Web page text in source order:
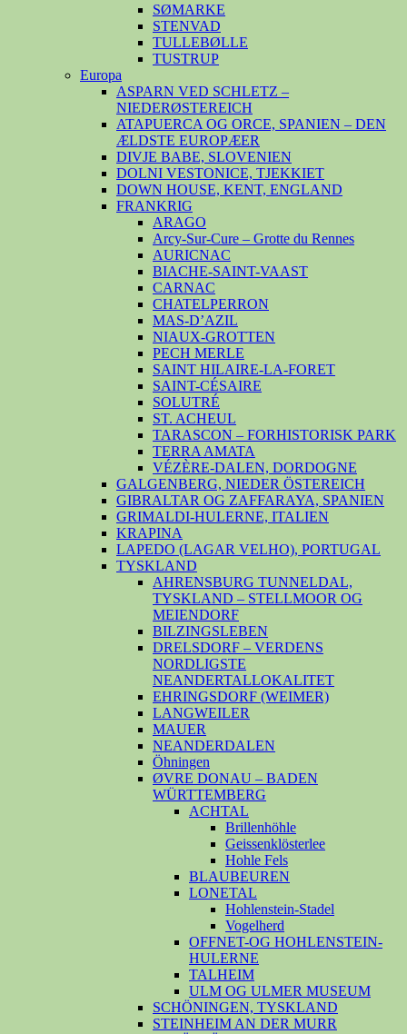
SØMARKE
STENVAD
TULLEBØLLE
TUSTRUP
Europa
ASPARN VED SCHLETZ –
NIEDERØSTEREICH
ATAPUERCA OG ORCE, SPANIEN – DEN
ÆLDSTE EUROPÆER
DIVJE BABE, SLOVENIEN
DOLNI VESTONICE, TJEKKIET
DOWN HOUSE, KENT, ENGLAND
FRANKRIG
ARAGO
Arcy-Sur-Cure – Grotte du Rennes
AURICNAC
BIACHE-SAINT-VAAST
CARNAC
CHATELPERRON
MAS-D’AZIL
NIAUX-GROTTEN
PECH MERLE
SAINT HILAIRE-LA-FORET
SAINT-CÉSAIRE
SOLUTRÉ
ST. ACHEUL
TARASCON – FORHISTORISK PARK
TERRA AMATA
VÉZÈRE-DALEN, DORDOGNE
GALGENBERG, NIEDER ÖSTEREICH
GIBRALTAR OG ZAFFARAYA, SPANIEN
GRIMALDI-HULERNE, ITALIEN
KRAPINA
LAPEDO (LAGAR VELHO), PORTUGAL
TYSKLAND
AHRENSBURG TUNNELDAL,
TYSKLAND – STELLMOOR OG
MEIENDORF
BILZINGSLEBEN
DRELSDORF – VERDENS
NORDLIGSTE
NEANDERTALLOKALITET
EHRINGSDORF (WEIMER)
LANGWEILER
MAUER
NEANDERDALEN
Öhningen
ØVRE DONAU – BADEN
WÜRTTEMBERG
ACHTAL
Brillenhöhle
Geissenklösterlee
Hohle Fels
BLAUBEUREN
LONETAL
Hohlenstein-Stadel
Vogelherd
OFFNET-OG HOHLENSTEIN-
HULERNE
TALHEIM
ULM OG ULMER MUSEUM
SCHÖNINGEN, TYSKLAND
STEINHEIM AN DER MURR